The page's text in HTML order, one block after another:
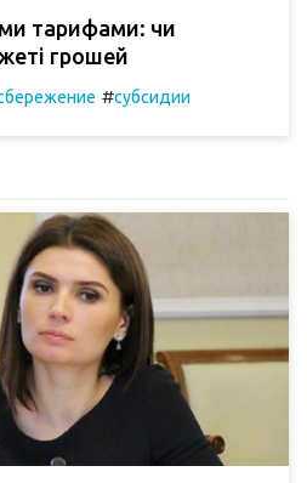
тарифами: чи
грошей
#субсидии